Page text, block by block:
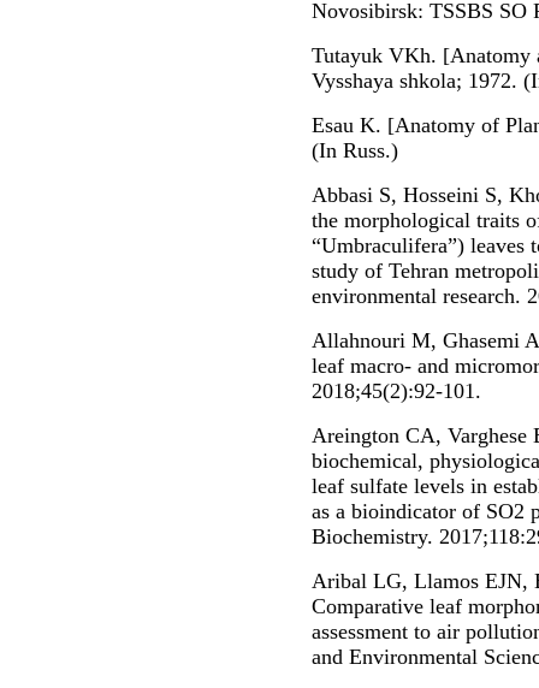
Novosibirsk: TSSBS SO
Tutayuk VKh. [Anatomy
Vysshaya shkola; 1972.
Esau K. [Anatomy of
(In Russ.)
Abbasi S, Hosseini S,
the morphological traits
“Umbraculifera”) leaves
study of Tehran
environmental research.
Allahnouri M, Ghasemi
leaf macro- and
2018;45(2):92-101.
Areington CA,
biochemical,
leaf sulfate levels in
as a bioindicator of SO2
Biochemistry.
Aribal LG, Llamos EJN,
Comparative leaf
assessment to air
and Environmental